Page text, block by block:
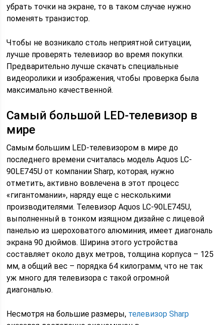
убрать точки на экране, то в таком случае нужно
поменять транзистор.
Чтобы не возникало столь неприятной ситуации,
лучше проверять телевизор во время покупки.
Предварительно лучше скачать специальные
видеоролики и изображения, чтобы проверка была
максимально качественной.
Самый большой LED-телевизор в
мире
Самым большим LED-телевизором в мире до
последнего времени считалась модель Aquos LC-
90LE745U от компании Sharp, которая, нужно
отметить, активно вовлечена в этот процесс
«гигантомании», наряду еще с несколькими
производителями. Телевизор Aquos LC-90LE745U,
выполненный в тонком изящном дизайне с лицевой
панелью из шероховатого алюминия, имеет диагональ
экрана 90 дюймов. Ширина этого устройства
составляет около двух метров, толщина корпуса – 125
мм, а общий вес – порядка 64 килограмм, что не так
уж много для телевизора с такой огромной
диагональю.
Несмотря на большие размеры, телевизор Sharp